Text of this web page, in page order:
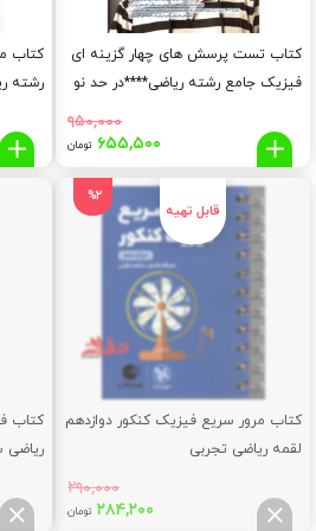
کتاب تست پرسش های چهار گزینه ای
فیزیک جامع رشته ریاضی****در حد نو
۹۵۰,۰۰۰
قیمت
اصلی:
۹۵۰,۰۰۰
تومان
بود.
۶۵۵,۵۰۰ تومانقیمت
فعلی:
کتاب
رشته
کتاب مرور سریع فیزیک کنکور دوازدهم
لقمه ریاضی تجربی
۲۹۰,۰۰۰
قیمت
۲۸۴,۲۰۰ تومانقیمت
کتاب
ریاضی